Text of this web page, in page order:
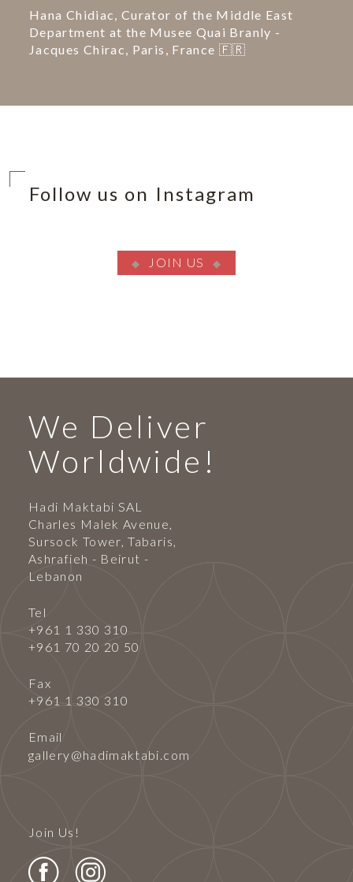
Hana Chidiac, Curator of the Middle East
Department at the Musee Quai Branly -
Jacques Chirac, Paris, France 🇫🇷
Follow us on Instagram
JOIN US
We Deliver
Worldwide!
Hadi Maktabi SAL
Charles Malek Avenue,
Sursock Tower, Tabaris,
Ashrafieh - Beirut -
Lebanon
Tel
+961 1 330 310
+961 70 20 20 50
Fax
+961 1 330 310
Email
gallery@hadimaktabi.com
Join Us!